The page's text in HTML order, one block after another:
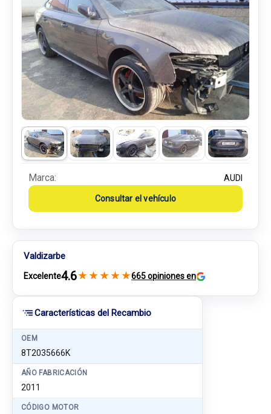
Características del Recambio
OEM
8T2035666K
AÑO FABRICACIÓN
2011
CÓDIGO MOTOR
Marca: AUDI
Consultar el vehículo
Valdizarbe
Excelente4.6★ ★ ★ ★ ★665 opiniones en